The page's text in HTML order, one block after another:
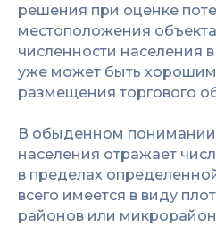
решения при оценке
местоположения
численности населения
уже может быть
размещения торгового
В обыденном понимании
населения отражает
в пределах
всего имеется в виду
районов или